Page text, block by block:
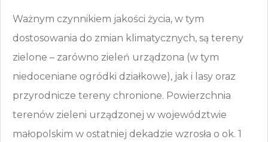
Ważnym czynnikiem jakości życia, w tym
dostosowania do zmian klimatycznych, są tereny
zielone – zarówno zieleń urządzona (w tym
niedoceniane ogródki działkowe), jak i lasy oraz
przyrodnicze tereny chronione. Powierzchnia
terenów zieleni urządzonej w województwie
małopolskim w ostatniej dekadzie wzrosła o ok. 1